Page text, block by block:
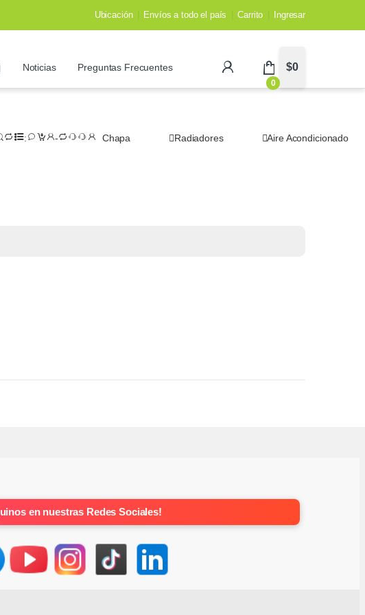
Ubicación Envíos a todo el país Carrito Ingresar
Noticias Preguntas Frecuentes
0
$0
Chapa Radiadores Aire Acondicionado
en nuestras Redes Sociales!